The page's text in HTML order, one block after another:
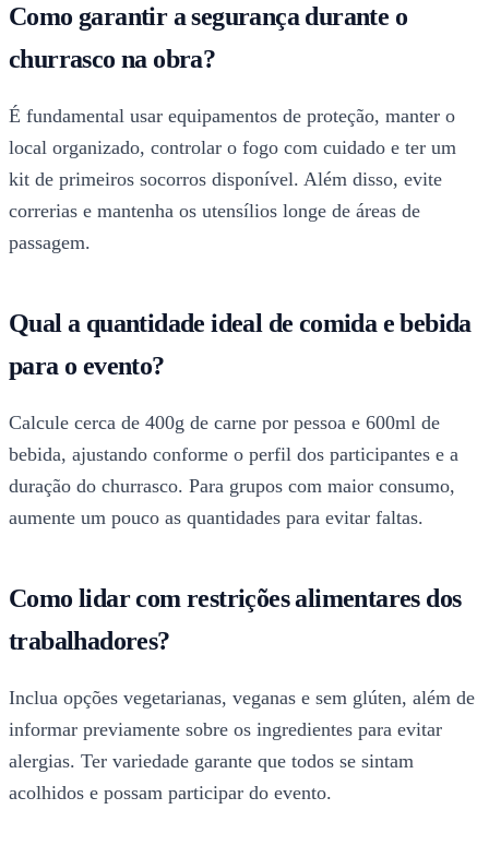
Como garantir a segurança durante o
churrasco na obra?
É fundamental usar equipamentos de proteção, manter o
local organizado, controlar o fogo com cuidado e ter um
kit de primeiros socorros disponível. Além disso, evite
correrias e mantenha os utensílios longe de áreas de
passagem.
Qual a quantidade ideal de comida e bebida
para o evento?
Calcule cerca de 400g de carne por pessoa e 600ml de
bebida, ajustando conforme o perfil dos participantes e a
duração do churrasco. Para grupos com maior consumo,
aumente um pouco as quantidades para evitar faltas.
Como lidar com restrições alimentares dos
trabalhadores?
Inclua opções vegetarianas, veganas e sem glúten, além de
informar previamente sobre os ingredientes para evitar
alergias. Ter variedade garante que todos se sintam
acolhidos e possam participar do evento.